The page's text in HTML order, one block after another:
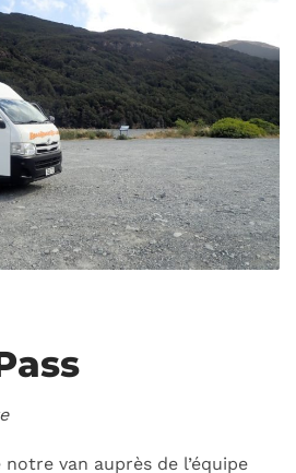
van auprès de l’équipe